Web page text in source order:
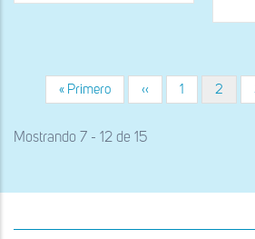
Paginación
Primera
página
« Primero
Página
anterior
‹‹ Página
1
Página
actual
2
Mostrando 7 - 12 de 15